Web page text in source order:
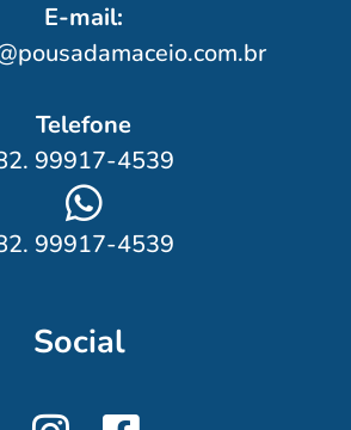
E-mail:
Telefone
99917-4539
99917-4539
Social